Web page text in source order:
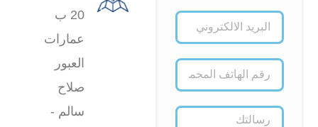
20 ب
عمارات
العبور
صلاح
سالم -